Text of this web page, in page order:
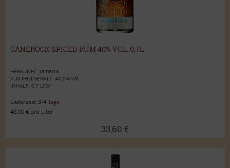
CANEROCK SPICED RUM 40% VOL. 0,7L
HERKUNFT: Jamaica
ALKOHOLGEHALT: 40,0% vol.
INHALT: 0,7 Liter
Lieferzeit: 3-4 Tage
48,00 € pro Liter
33,60 €